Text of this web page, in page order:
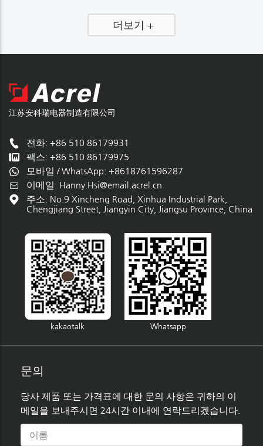
더보기 +
江苏安科瑞电器制造有限公司
전화: +86 510 86179931
팩스: +86 510 86179975
모바일 / WhatsApp: +8618761596287
이메일: Hanny.Hsi@email.acrel.cn
주소: No.9 Xincheng Road, Xinhua Industrial Park,
Chengjiang Street, Jiangyin City, Jiangsu Province, China
kakaotalk Whatsapp
문의
당사 제품 또는 가격표에 대한 문의 사항은 귀하의 이
메일을 보내주시면 24시간 이내에 연락드리겠습니다.
이름